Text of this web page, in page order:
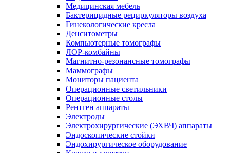
Медицинская мебель
Бактерицидные рециркуляторы воздуха
Гинекологические кресла
Денситометры
Компьютерные томографы
ЛОР-комбайны
Магнитно-резонансные томографы
Маммографы
Мониторы пациента
Операционные светильники
Операционные столы
Рентген аппараты
Электроды
Электрохирургические (ЭХВЧ) аппараты
Эндоскопические стойки
Эндохирургическое оборудование